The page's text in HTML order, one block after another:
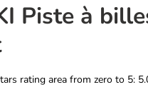
Piste à
rating area from zero to 5: